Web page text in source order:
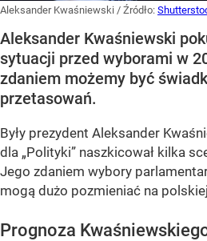
Aleksander Kwaśniewski / Źródło:
Aleksander Kwaśniewski
sytuacji przed wyborami w
zdaniem możemy być
przetasowań.
Były prezydent Aleksander
dla „Polityki” naszkicował kilka
Jego zdaniem wybory
mogą dużo pozmieniać na
Prognoza